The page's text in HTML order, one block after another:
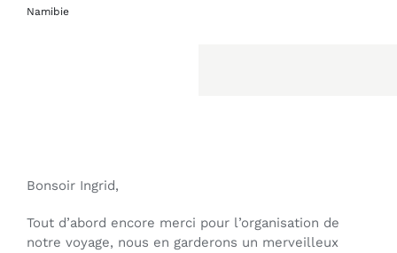
Namibie
Bonsoir Ingrid,
Tout d’abord encore merci pour l’organisation de
notre voyage, nous en garderons un merveilleux